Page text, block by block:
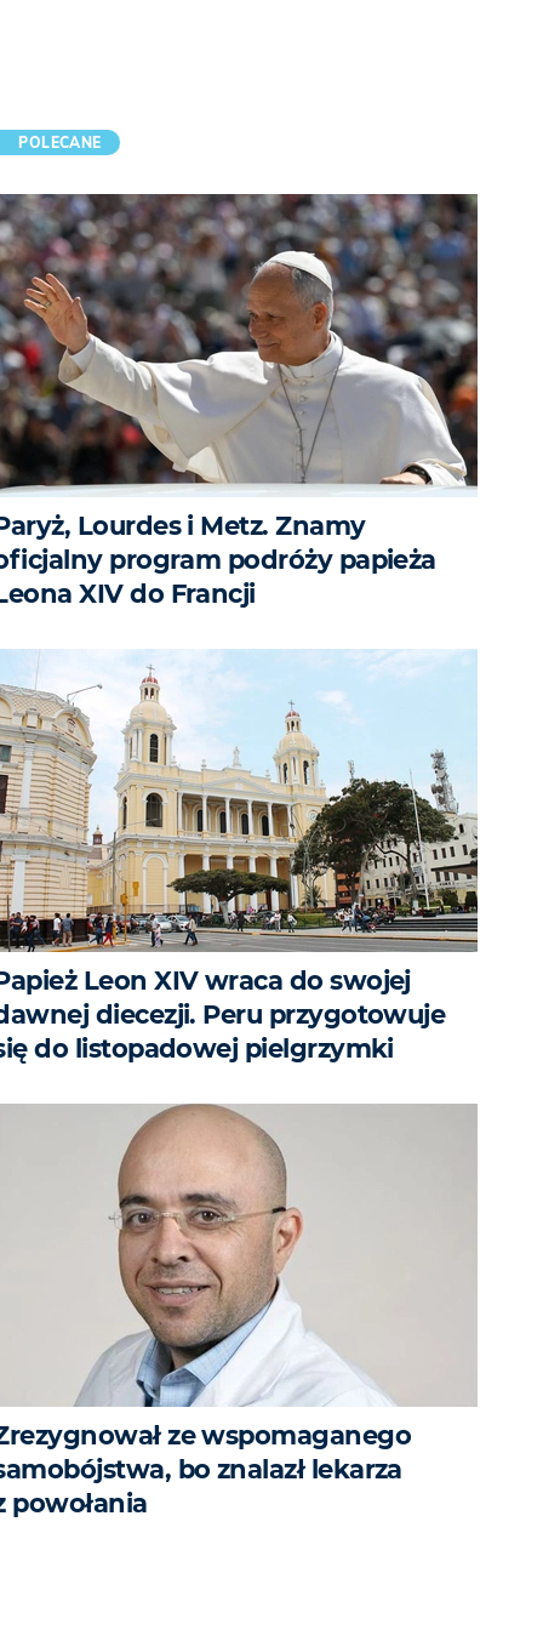
POLECANE
Lourdes i Metz. Znamy
program podróży papieża
XIV do Francji
Leon XIV wraca do swojej
diecezji. Peru przygotowuje
do listopadowej pielgrzymki
ze wspomaganego
bo znalazł lekarza
powołania